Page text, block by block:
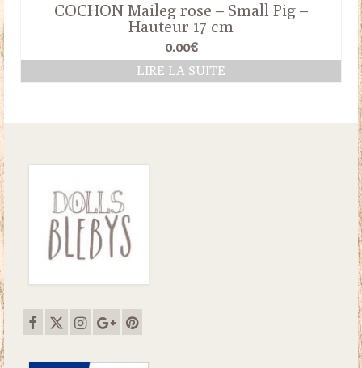
COCHON Maileg rose – Small Pig –
Hauteur 17 cm
0.00€
LIRE LA SUITE